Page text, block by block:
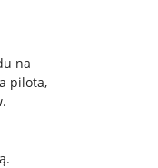
na
pilota,